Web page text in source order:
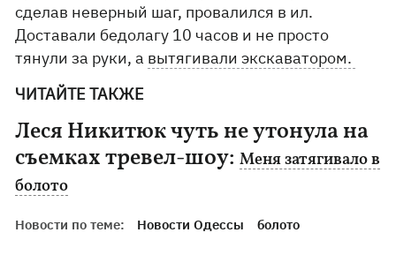
сделав неверный шаг, провалился в ил.
Доставали бедолагу 10 часов и не просто
тянули за руки, а вытягивали экскаватором.
ЧИТАЙТЕ ТАКЖЕ
Леся Никитюк чуть не утонула на
съемках тревел-шоу:Меня затягивало в
болото
Новости по теме: Новости Одессы болото